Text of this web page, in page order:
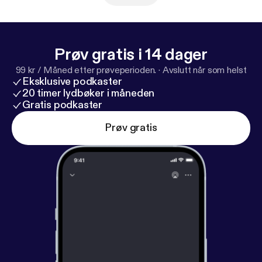
Prøv gratis i 14 dager
99 kr / Måned etter prøveperioden. · Avslutt når som helst
Eksklusive podkaster
20 timer lydbøker i måneden
Gratis podkaster
Prøv gratis